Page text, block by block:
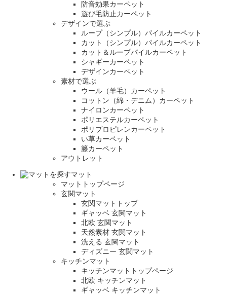
防音効果カーペット
遊び毛防止カーペット
デザインで選ぶ
ループ（シンプル）パイルカーペット
カット（シンプル）パイルカーペット
カット＆ループパイルカーペット
シャギーカーペット
デザインカーペット
素材で選ぶ
ウール（羊毛）カーペット
コットン（綿・デニム）カーペット
ナイロンカーペット
ポリエステルカーペット
ポリプロピレンカーペット
い草カーペット
籐カーペット
アウトレット
マット
マットトップページ
玄関マット
玄関マットトップ
ギャッベ 玄関マット
北欧 玄関マット
天然素材 玄関マット
洗える 玄関マット
ディズニー 玄関マット
キッチンマット
キッチンマットトップページ
北欧 キッチンマット
ギャッベ キッチンマット